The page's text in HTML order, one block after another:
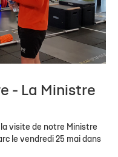
- La Ministre
visite de notre Ministre
le vendredi 25 mai dans